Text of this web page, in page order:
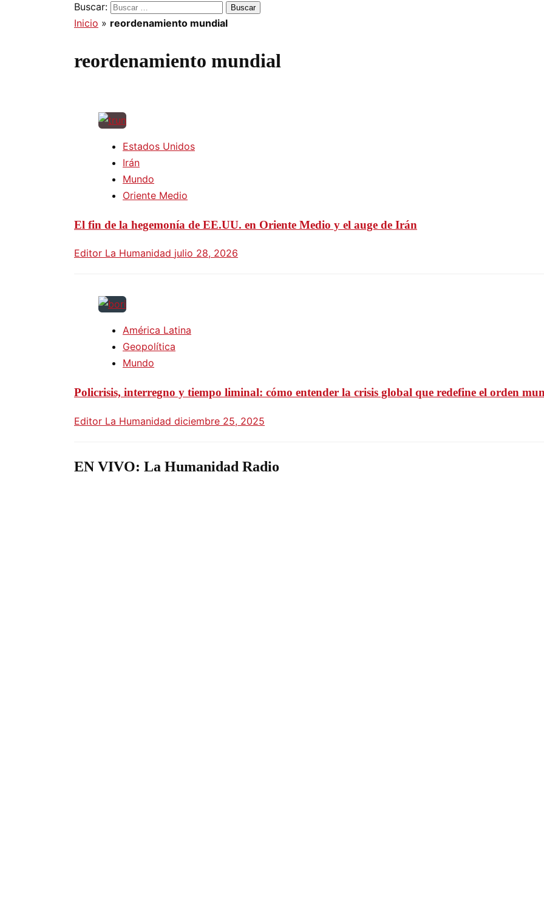
Buscar:
Inicio » reordenamiento mundial
reordenamiento mundial
Estados Unidos
Irán
Mundo
Oriente Medio
El fin de la hegemonía de EE.UU. en Oriente Medio y el auge de Irán
Editor La Humanidad julio 28, 2026
América Latina
Geopolítica
Mundo
Policrisis, interregno y tiempo liminal: cómo entender la crisis global que redefine el orden
Editor La Humanidad diciembre 25, 2025
EN VIVO: La Humanidad Radio